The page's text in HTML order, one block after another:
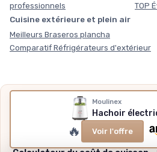
Moulinex
Hachoir
🔥 Voir l'offre
professionnels
TOP
Cuisine extérieure et plein air
Meilleurs Braseros plancha
Comparatif Réfrigérateurs d'extérieur
Nos outils gratuits
Des chiffres plutôt que des
méthode et sources expliquées.